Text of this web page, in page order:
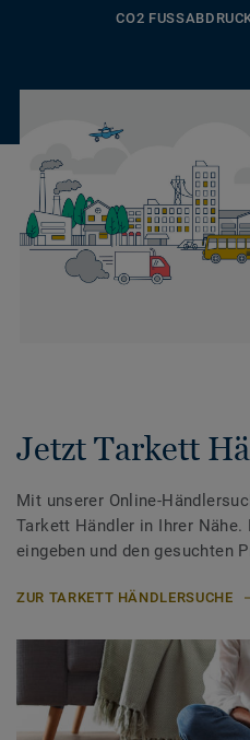
CO2
Jetzt Tarkett
Mit unserer Online-
Tarkett Händler in Ihrer Nähe.
eingeben und den gesuchten
ZUR TARKETT HÄNDLERSUCHE